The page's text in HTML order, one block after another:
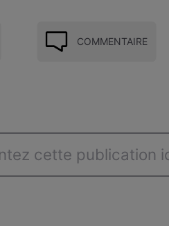
COMMENTAIRE